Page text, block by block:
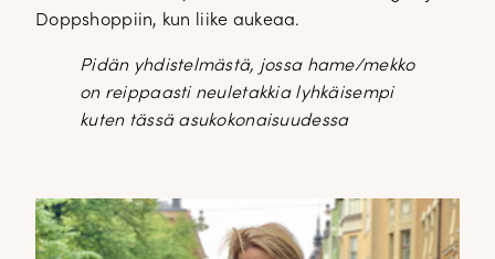
Doppshoppiin, kun liike aukeaa.
Pidän yhdistelmästä, jossa hame/mekko
on reippaasti neuletakkia lyhkäisempi
kuten tässä asukokonaisuudessa